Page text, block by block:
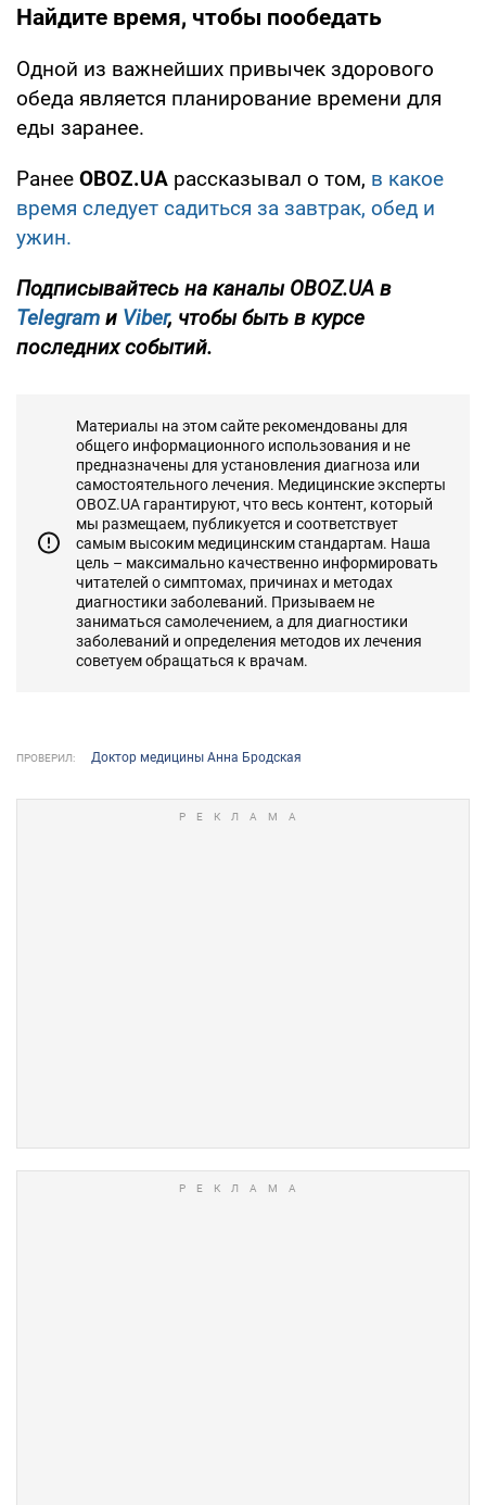
Найдите время, чтобы пообедать
Одной из важнейших привычек здорового
обеда является планирование времени для
еды заранее.
Ранее OBOZ.UA рассказывал о том, в какое
время следует садиться за завтрак, обед и
ужин.
Подписывайтесь на каналы OBOZ.UA в
Telegram и Viber, чтобы быть в курсе
последних событий.
Материалы на этом сайте рекомендованы для
общего информационного использования и не
предназначены для установления диагноза или
самостоятельного лечения. Медицинские эксперты
OBOZ.UA гарантируют, что весь контент, который
мы размещаем, публикуется и соответствует
самым высоким медицинским стандартам. Наша
цель – максимально качественно информировать
читателей о симптомах, причинах и методах
диагностики заболеваний. Призываем не
заниматься самолечением, а для диагностики
заболеваний и определения методов их лечения
советуем обращаться к врачам.
ПРОВЕРИЛ: Доктор медицины Анна Бродская